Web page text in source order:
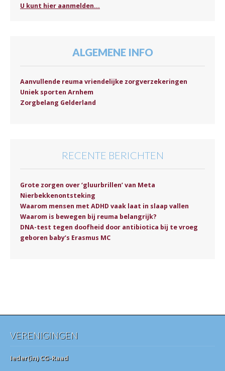
U kunt hier aanmelden...
ALGEMENE INFO
Aanvullende reuma vriendelijke zorgverzekeringen
Uniek sporten Arnhem
Zorgbelang Gelderland
RECENTE BERICHTEN
Grote zorgen over ‘gluurbrillen’ van Meta
Nierbekkenontsteking
Waarom mensen met ADHD vaak laat in slaap vallen
Waarom is bewegen bij reuma belangrijk?
DNA-test tegen doofheid door antibiotica bij te vroeg
geboren baby’s Erasmus MC
VERENIGINGEN
Ieder(in) CG-Raad